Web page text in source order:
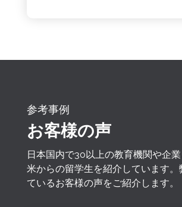
参考事例
お客様の声
日本国内で30以上の教育機関や企
米からの留学生を紹介しています。
ているお客様の声をご紹介します。